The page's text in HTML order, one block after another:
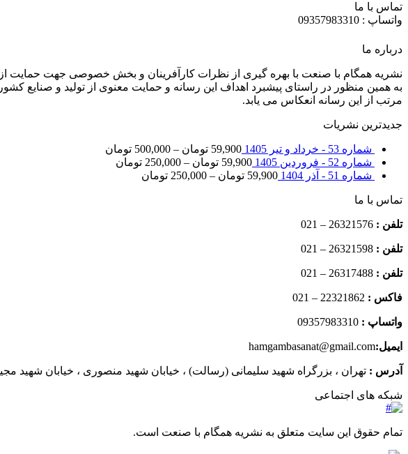
تماس با ما
واتساپ : 09357983310
درباره ما
نشریه همگام با صنعت با بهره گیری از نظرات کارآفرینان و بخش خصوصی جهت حمایت
به همین منظور در راستای پیشبرد اهداف این رسانه و حمایت معنوی از تولید و صنایع
مرتب از این رسانه انعکاس می یابد.
جدیدترین نشریات
شماره 53 - خرداد و تیر 1405 59,900 تومان –
500,000 تومان
شماره 52 - فروردین 1405
59,900 تومان –
250,000 تومان
شماره 51 - آذر 1404
59,900 تومان –
250,000 تومان
تماس با ما
تلفن : 26321576 – 021
تلفن : 26321598 – 021
تلفن : 26317488 – 021
فاکس :
واتساپ :
ایمیل:hamgambasanat@gmail.com
آدرس : تهران ، بزرگراه شهید سلیمانی (رسالت) ، خیابان شهید منصوری ، خیابان شهید مجید
شبکه های اجتماعی
تمام حقوق این سایت متعلق به نشریه همگام با صنعت است.